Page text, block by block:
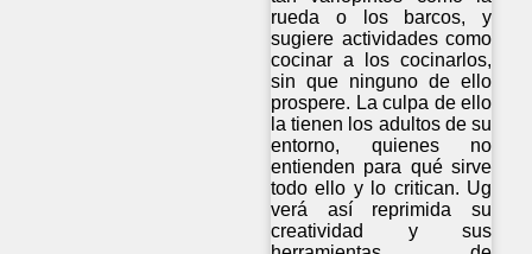
rueda o los barcos, y
sugiere actividades como
cocinar a los cocinarlos,
sin que ninguno de ello
prospere. La culpa de ello
la tienen los adultos de su
entorno, quienes no
entienden para qué sirve
todo ello y lo critican. Ug
verá así reprimida su
creatividad y sus